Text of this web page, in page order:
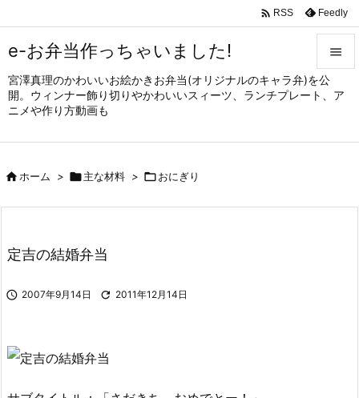
e-お弁当作っちゃいました!
宮澤真理のかわいいお絵かきお弁当(オリジナルのキャラ弁)を公
開。ウィンナー飾り切りやかわいいスィーツ、ランチプレート、ア
ニメや作り方動画も


メニュ
サイド

 RSS Feedly
ホーム > 主な材料 > おにぎり
定吉の結婚弁当
 2007年9月14日  2011年12月14日